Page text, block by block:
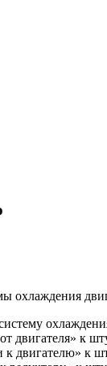
охлаждения
двигателя» к
двигателю» к